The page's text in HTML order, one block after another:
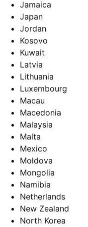
Jamaica
Japan
Jordan
Kosovo
Kuwait
Latvia
Lithuania
Luxembourg
Macau
Macedonia
Malaysia
Malta
Mexico
Moldova
Mongolia
Namibia
Netherlands
New Zealand
North Korea